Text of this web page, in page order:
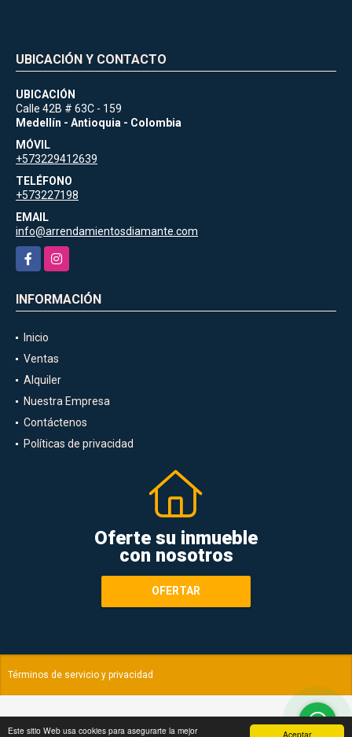
Aceptar
Este sitio Web usa cookies para asegurarte la mejor
UBICACIÓN Y CONTACTO
UBICACIÓN
Calle 42B # 63C - 159
Medellín - Antioquia - Colombia
MÓVIL
+573229412639
TELÉFONO
+573227198
EMAIL
info@arrendamientosdiamante.com
FacebookInstagram
INFORMACIÓN
Inicio
Ventas
Alquiler
Nuestra Empresa
Contáctenos
Políticas de privacidad
Oferte su inmueble
con nosotros
OFERTAR
Términos de servicio y privacidad